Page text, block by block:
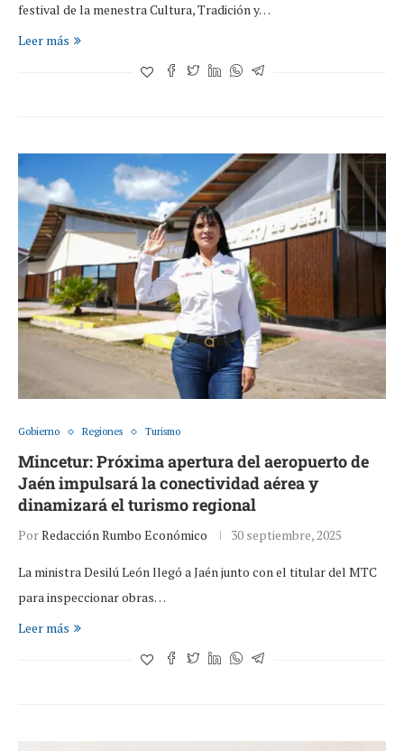
festival de la menestra Cultura, Tradición y…
Leer más
Gobierno Regiones Turismo
Mincetur: Próxima apertura del aeropuerto de
Jaén impulsará la conectividad aérea y
dinamizará el turismo regional
PorRedacción Rumbo Económico 30 septiembre, 2025
La ministra Desilú León llegó a Jaén junto con el titular del MTC
para inspeccionar obras…
Leer más